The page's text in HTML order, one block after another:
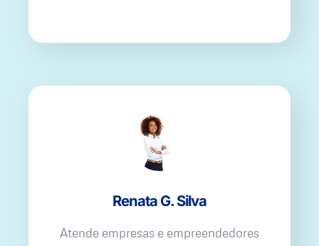
Renata G. Silva
Atende empresas e empreendedores